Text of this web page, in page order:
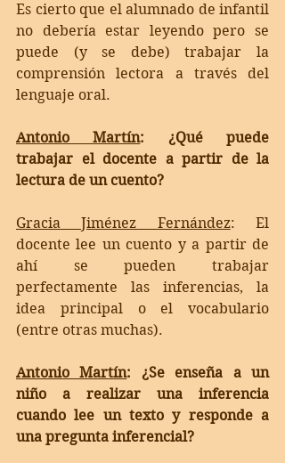
Es cierto que el alumnado de infantil
no debería estar leyendo pero se
puede (y se debe) trabajar la
comprensión lectora a través del
lenguaje oral.
Antonio Martín: ¿Qué puede
trabajar el docente a partir de la
lectura de un cuento?
Gracia Jiménez Fernández: El
docente lee un cuento y a partir de
ahí se pueden trabajar
perfectamente las inferencias, la
idea principal o el vocabulario
(entre otras muchas).
Antonio Martín: ¿Se enseña a un
niño a realizar una inferencia
cuando lee un texto y responde a
una pregunta inferencial?